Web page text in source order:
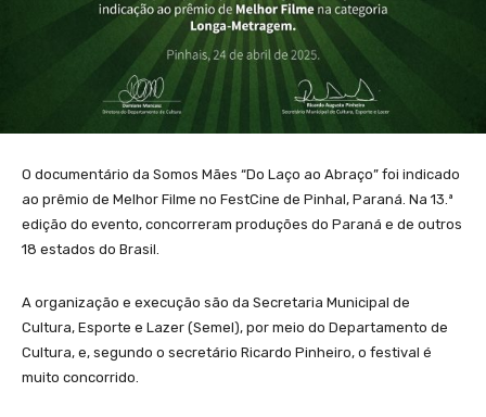
O documentário da Somos Mães “Do Laço ao Abraço” foi indicado
ao prêmio de Melhor Filme no FestCine de Pinhal, Paraná. Na 13.ª
edição do evento, concorreram produções do Paraná e de outros
18 estados do Brasil.
A organização e execução são da Secretaria Municipal de
Cultura, Esporte e Lazer (Semel), por meio do Departamento de
Cultura, e, segundo o secretário Ricardo Pinheiro, o festival é
muito concorrido.